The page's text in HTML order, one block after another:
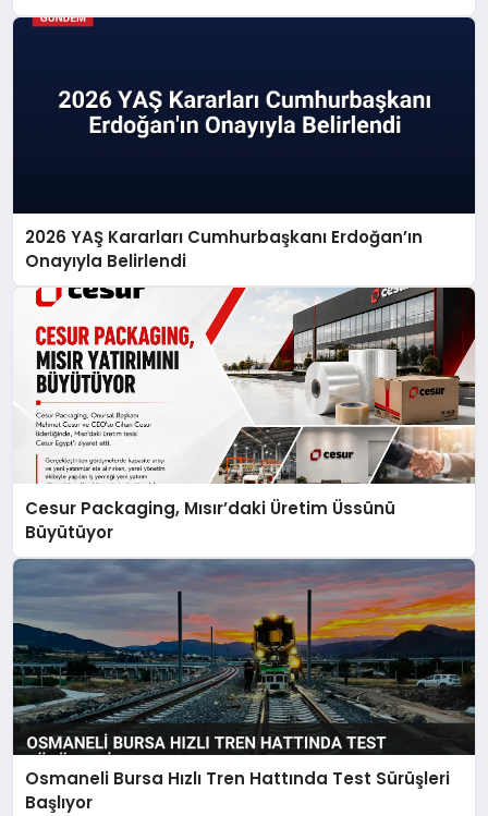
2026 YAŞ Kararları Cumhurbaşkanı Erdoğan’ın
Onayıyla Belirlendi
Cesur Packaging, Mısır’daki Üretim Üssünü
Büyütüyor
Osmaneli Bursa Hızlı Tren Hattında Test Sürüşleri
Başlıyor